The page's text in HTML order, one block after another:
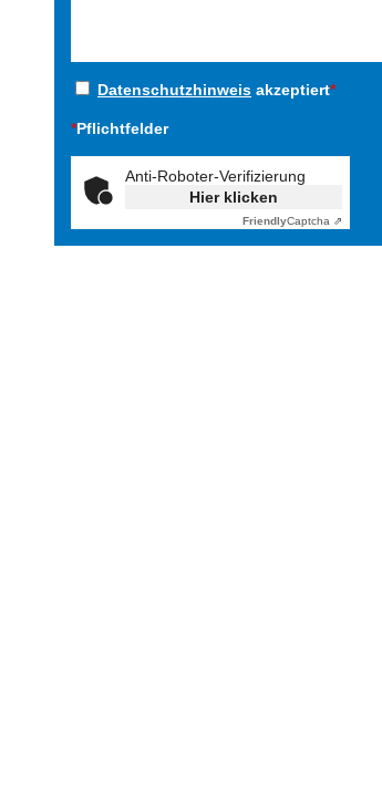
Datenschutzhinweis akzeptiert*
*Pflichtfelder
Anti-Roboter-Verifizierung
Hier klicken
FriendlyCaptcha ⇗